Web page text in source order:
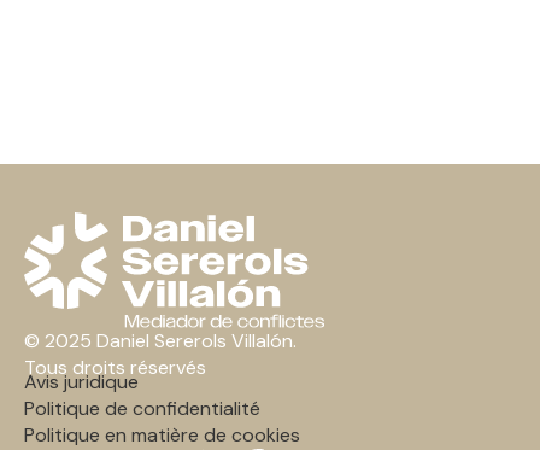
© 2025 Daniel Sererols Villalón.
Tous droits réservés
Avis juridique
Politique de confidentialité
Politique en matière de cookies